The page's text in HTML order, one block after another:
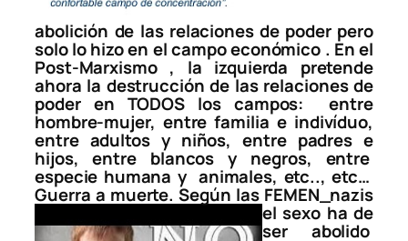
abolición de las relaciones de poder pero
solo lo hizo en el campo económico . En el
Post-Marxismo , la izquierda pretende
ahora la destrucción de las relaciones de
poder en TODOS los campos: entre
hombre-mujer, entre familia e indivíduo,
entre adultos y niños, entre padres e
hijos, entre blancos y negros, entre
especie humana y animales, etc.., etc…
Guerra a muerte. Según las FEMEN_nazis
el sexo ha de
ser abolido